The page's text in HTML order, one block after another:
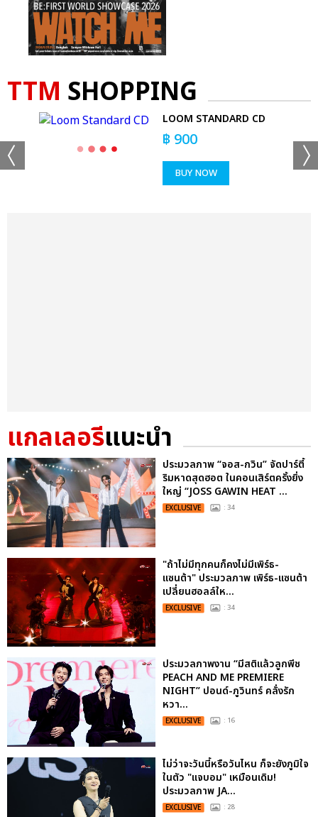
TTM SHOPPING
LOOM STANDARD CD
฿ 900
BUY NOW
แกลเลอรีแนะนำ
ประมวลภาพ “จอส-กวิน” จัดปาร์ตี้
ริมหาดสุดฮอต ในคอนเสิร์ตครั้งยิ่ง
ใหญ่ “JOSS GAWIN HEAT ...
EXCLUSIVE : 34
"ถ้าไม่มีทุกคนก็คงไม่มีเพิร์ธ-
แซนต้า" ประมวลภาพ เพิร์ธ-แซนต้า
เปลี่ยนฮอลล์ให...
EXCLUSIVE : 34
ประมวลภาพงาน “มีสติแล้วลูกพีช
PEACH AND ME PREMIERE
NIGHT” ปอนด์-ภูวินทร์ คลั่งรัก
หวา...
EXCLUSIVE : 16
ไม่ว่าจะวันนี้หรือวันไหน ก็จะยังภูมิใจ
ในตัว "แจบอม" เหมือนเดิม!
ประมวลภาพ JA...
EXCLUSIVE : 28